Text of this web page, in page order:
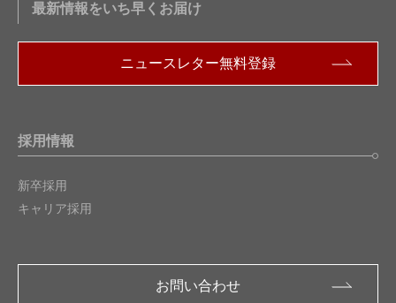
最新情報をいち早くお届け
ニュースレター無料登録
採用情報
新卒採用
キャリア採用
お問い合わせ